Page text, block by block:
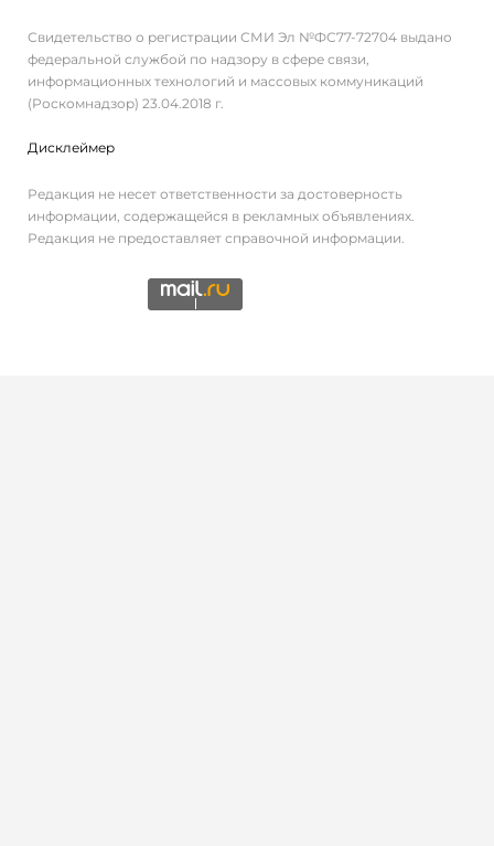
Свидетельство о регистрации СМИ Эл №ФС77-72704 выдано
федеральной службой по надзору в сфере связи,
информационных технологий и массовых коммуникаций
(Роскомнадзор) 23.04.2018 г.
Дисклеймер
Редакция не несет ответственности за достоверность
информации, содержащейся в рекламных объявлениях.
Редакция не предоставляет справочной информации.